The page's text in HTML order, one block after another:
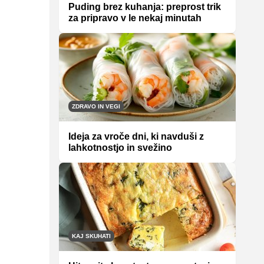
Puding brez kuhanja: preprost trik
za pripravo v le nekaj minutah
ZDRAVO IN VEGI
Ideja za vroče dni, ki navduši z
lahkotnostjo in svežino
KAJ SKUHATI